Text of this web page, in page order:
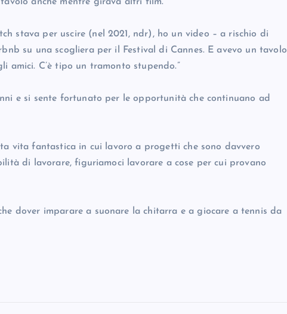
stava per uscire (nel 2021, ndr), ho un video – a rischio di
su una scogliera per il Festival di Cannes. E avevo un tavolo
amici. C’è tipo un tramonto stupendo.”
e si sente fortunato per le opportunità che continuano ad
vita fantastica in cui lavoro a progetti che sono davvero
di lavorare, figuriamoci lavorare a cose per cui provano
dover imparare a suonare la chitarra e a giocare a tennis da